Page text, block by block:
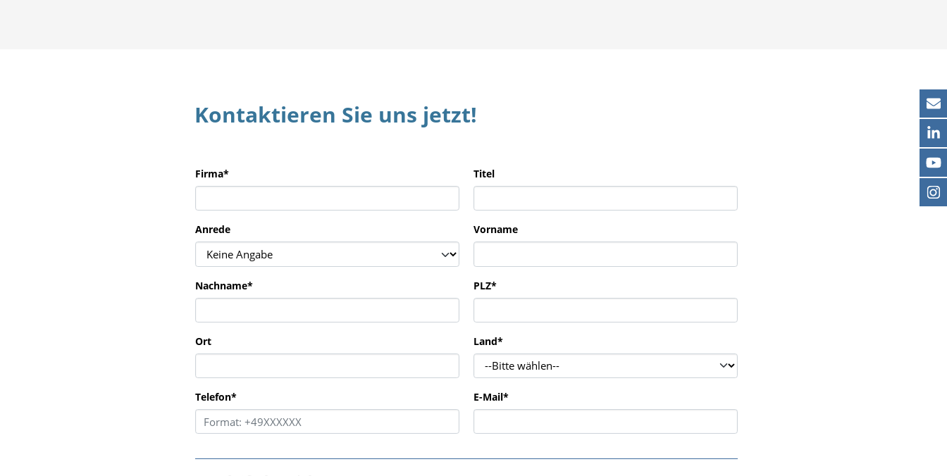
Kontaktieren Sie uns jetzt!
Firma* Titel
Anrede Vorname
Nachname* PLZ*
Ort Land*
Telefon* E-Mail*